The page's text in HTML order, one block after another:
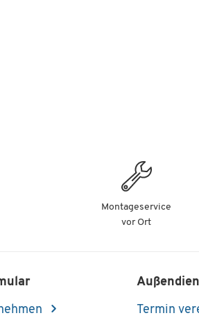
Montageservice
vor Ort
Termin